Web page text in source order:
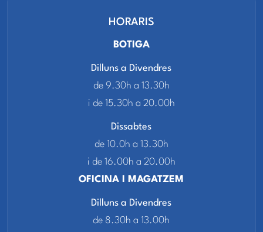
HORARIS
BOTIGA
Dilluns a Divendres
de 9.30h a 13.30h
i de 15.30h a 20.00h
Dissabtes
de 10.0h a 13.30h
i de 16.00h a 20.00h
OFICINA I MAGATZEM
Dilluns a Divendres
de 8.30h a 13.00h